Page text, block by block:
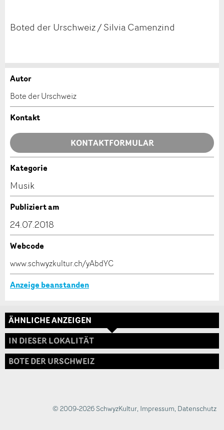
Boted der Urschweiz / Silvia Camenzind
Anzeige beanstanden
Ihr Feedback wird sehr geschätzt!
Allgemeines Feedback
Anzeige nicht mehr gültig
Anzeige unvollständig
* Eingabe erforderlich
Anzeige weiterempfehlen
Empfehlen Sie diese Anzeige an Freunde weiter.
* Eingabe erforderlich
Autor
Bote der Urschweiz
Kontakt
KONTAKTFORMULAR
Kontakt
Verfassen Sie eine Nachricht für die Kontaktpersonen
Adresse
Kategorie
Musik
Publiziert am
24.07.2018
Webcode
www.schwyzkultur.ch/yAbdYC
Anzeige beanstanden
ÄHNLICHE ANZEIGEN
IN DIESER LOKALITÄT
BOTE DER URSCHWEIZ
© 2009-2026 SchwyzKultur Impressum Datenschutz